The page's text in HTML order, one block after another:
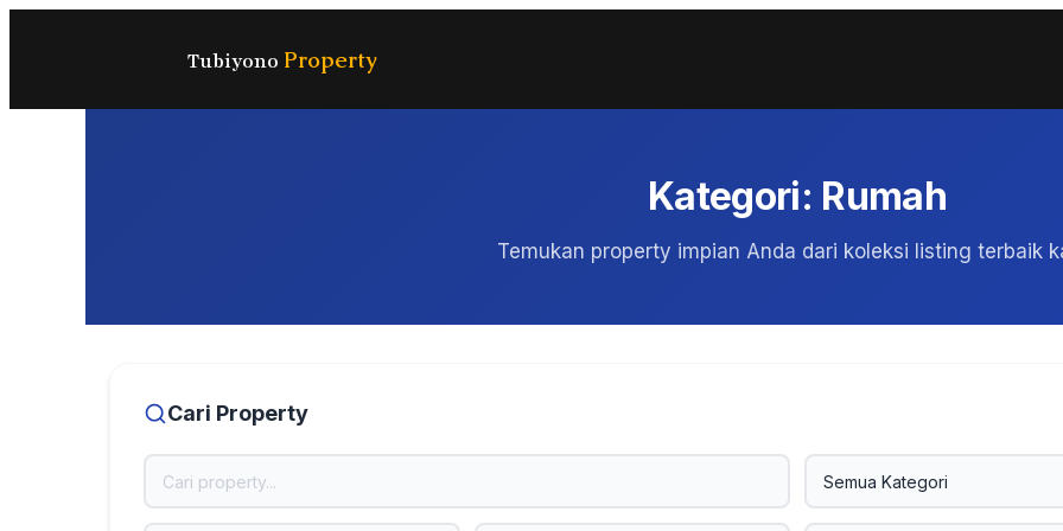
Tubiyono Property
Kategori: Rumah
Temukan property impian Anda dari koleksi listing terbaik
Cari Property